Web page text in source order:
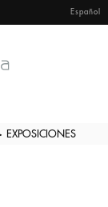
Español
EXPOSICIONES